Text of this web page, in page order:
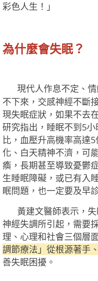
彩色人生！」
為什麼會失眠？
現代人作息不定、
不下來，交感神經不斷
現失眠症狀，如果不去
研究指出，睡眠不到5
比，血壓升高機率高達
化、白天精神不濟，可
瘓，長期甚至導致憂鬱
生睡眠障礙，或已有入
眠問題，也一定要及早
黃建文醫師表示，失
神經失調所引起，需要
理、心理和社會三個層
調節療法」從根源著手
善失眠困擾。